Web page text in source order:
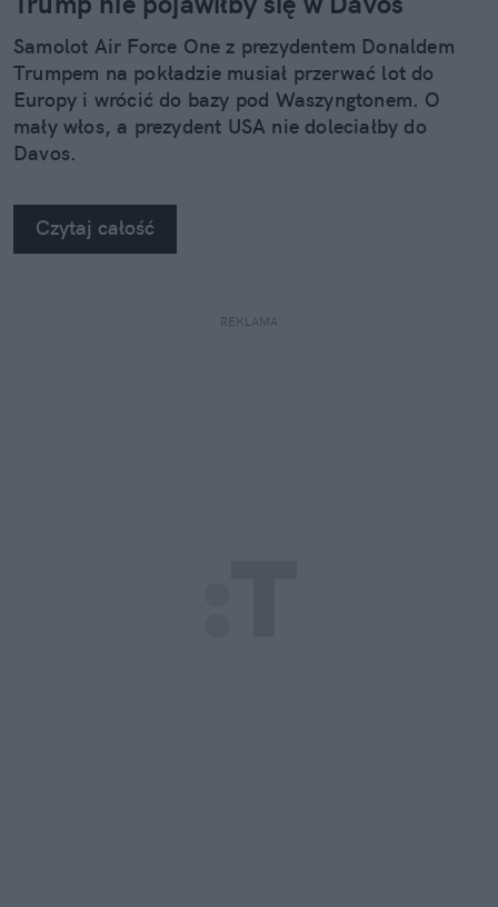
Samolot Air Force One z prezydentem Donaldem
Trumpem na pokładzie musiał przerwać lot do
Europy i wrócić do bazy pod Waszyngtonem. O
mały włos, a prezydent USA nie doleciałby do
Davos.
Czytaj całość
REKLAMA